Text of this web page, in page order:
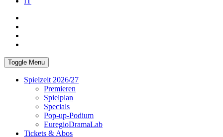
Toggle Menu
Spielzeit 2026/27
Premieren
Spielplan
Specials
Pop-up-Podium
EuregioDramaLab
Tickets & Abos